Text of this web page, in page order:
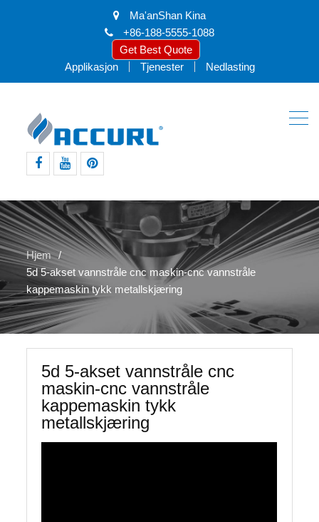
Ma'anShan Kina
+86-188-5555-1088
Get Best Quote
Applikasjon
Tjenester Nedlasting
Hjem
5d 5-akset vannstråle cnc maskin-cnc vannstråle
kappemaskin tykk metallskjæring
5d 5-akset vannstråle cnc
maskin-cnc vannstråle
kappemaskin tykk
metallskjæring